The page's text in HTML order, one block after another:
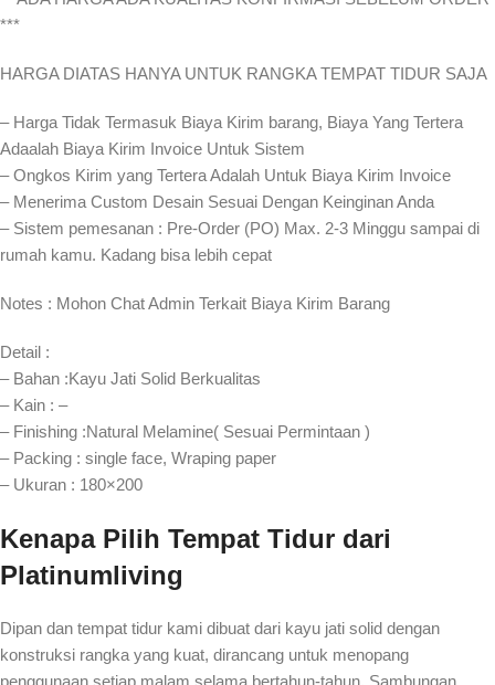
***
HARGA DIATAS HANYA UNTUK RANGKA TEMPAT TIDUR SAJA
– Harga Tidak Termasuk Biaya Kirim barang, Biaya Yang Tertera
Adaalah Biaya Kirim Invoice Untuk Sistem
– Ongkos Kirim yang Tertera Adalah Untuk Biaya Kirim Invoice
– Menerima Custom Desain Sesuai Dengan Keinginan Anda
– Sistem pemesanan : Pre-Order (PO) Max. 2-3 Minggu sampai di
rumah kamu. Kadang bisa lebih cepat⁣⁣
Notes : Mohon Chat Admin Terkait Biaya Kirim Barang
Detail :
– Bahan :Kayu Jati Solid Berkualitas
– Kain : –
– Finishing :Natural Melamine( Sesuai Permintaan )
– Packing : single face, Wraping paper
– Ukuran : 180×200
Kenapa Pilih Tempat Tidur dari
Platinumliving
Dipan dan tempat tidur kami dibuat dari kayu jati solid dengan
konstruksi rangka yang kuat, dirancang untuk menopang